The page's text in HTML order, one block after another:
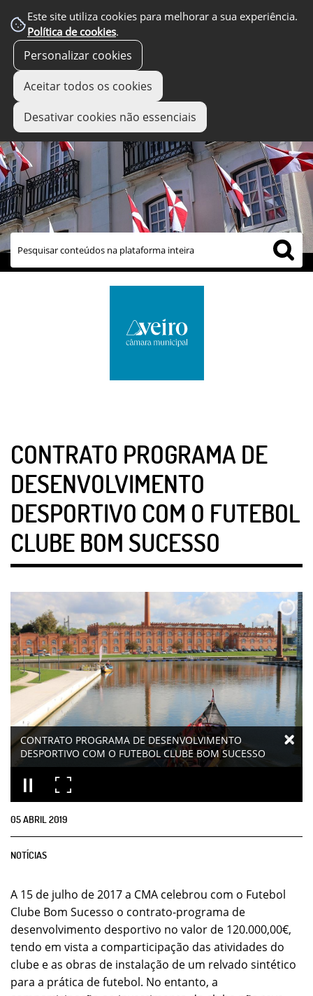
Este site utiliza cookies para melhorar a sua experiência.
Política de cookies.
Personalizar cookies
Aceitar todos os cookies
Desativar cookies não essenciais
links úteis
CONTRATO PROGRAMA DE
DESENVOLVIMENTO
DESPORTIVO COM O FUTEBOL
CLUBE BOM SUCESSO
CONTRATO PROGRAMA DE DESENVOLVIMENTO
DESPORTIVO COM O FUTEBOL CLUBE BOM SUCESSO
05ABRIL 2019
NOTÍCIAS
A 15 de julho de 2017 a CMA celebrou com o Futebol
Clube Bom Sucesso o contrato-programa de
desenvolvimento desportivo no valor de 120.000,00€,
tendo em vista a comparticipação das atividades do
clube e as obras de instalação de um relvado sintético
para a prática de futebol. No entanto, a